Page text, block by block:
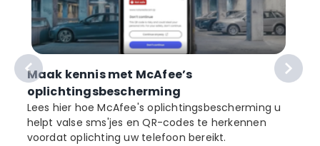
Maak kennis met McAfee’s
oplichtingsbescherming
Lees hier hoe McAfee's oplichtingsbescherming u
helpt valse sms'jes en QR-codes te herkennen
voordat oplichting uw telefoon bereikt.